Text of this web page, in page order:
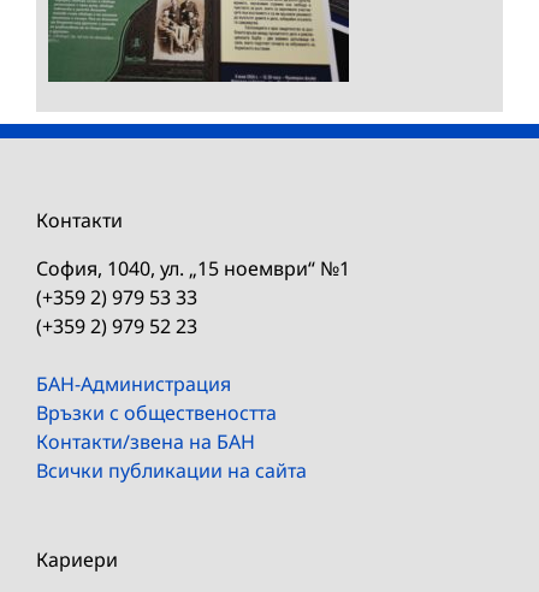
Контакти
София, 1040, ул. „15 ноември“ №1
(+359 2) 979 53 33
(+359 2) 979 52 23
БАН-Администрация
Връзки с обществеността
Контакти/звена на БАН
Всички публикации на сайта
Кариери